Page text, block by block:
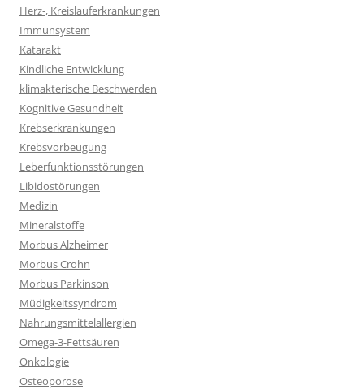
Herz-, Kreislauferkrankungen
Immunsystem
Katarakt
Kindliche Entwicklung
klimakterische Beschwerden
Kognitive Gesundheit
Krebserkrankungen
Krebsvorbeugung
Leberfunktionsstörungen
Libidostörungen
Medizin
Mineralstoffe
Morbus Alzheimer
Morbus Crohn
Morbus Parkinson
Müdigkeitssyndrom
Nahrungsmittelallergien
Omega-3-Fettsäuren
Onkologie
Osteoporose